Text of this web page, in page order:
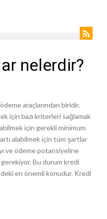
nelerdir?
araçlarından biridir.
için bazı kriterleri sağlamak
için gerekli minimum
alabilmek için tüm şartlar
ve ödeme potansiyeline
Bu durum kredi
en önemli konudur. Kredi